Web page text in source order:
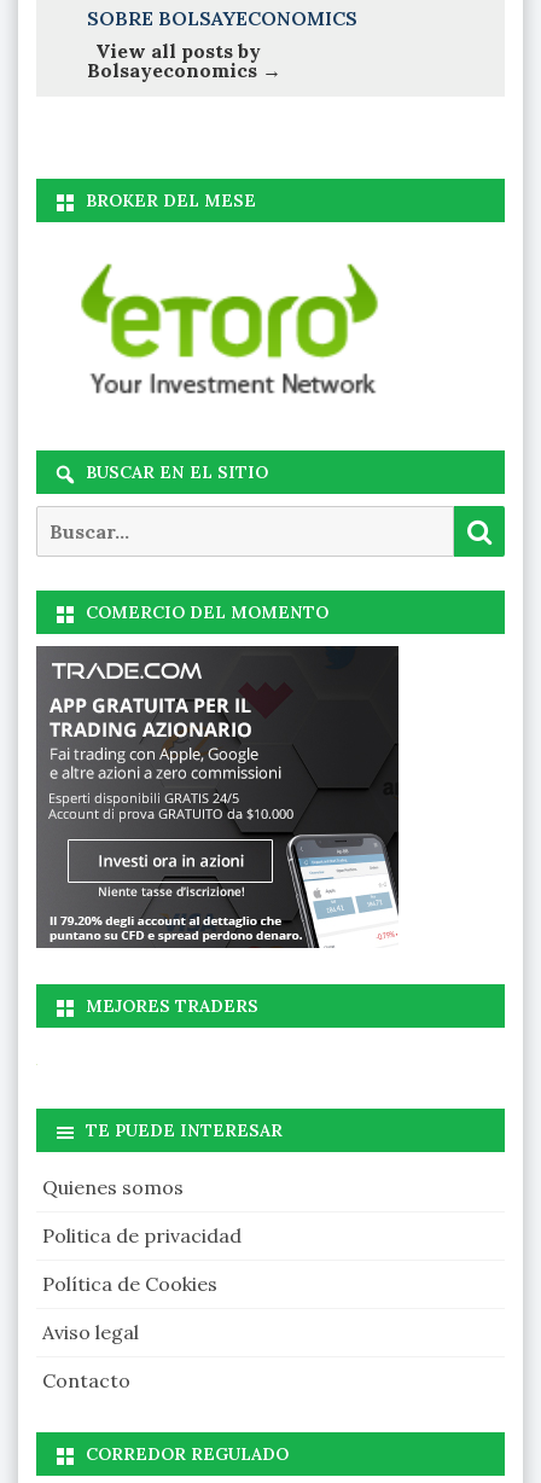
SOBRE BOLSAYECONOMICS
View all posts by
Bolsayeconomics →
BROKER DEL MESE
BUSCAR EN EL SITIO
COMERCIO DEL MOMENTO
MEJORES TRADERS
TE PUEDE INTERESAR
Quienes somos
Politica de privacidad
Política de Cookies
Aviso legal
Contacto
CORREDOR REGULADO